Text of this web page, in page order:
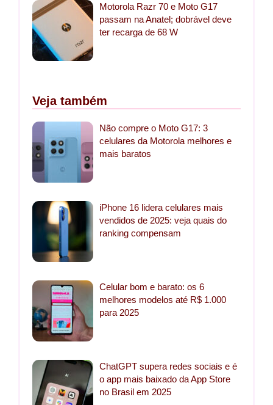
Motorola Razr 70 e Moto G17
passam na Anatel; dobrável deve
ter recarga de 68 W
Veja também
Não compre o Moto G17: 3
celulares da Motorola melhores e
mais baratos
iPhone 16 lidera celulares mais
vendidos de 2025: veja quais do
ranking compensam
Celular bom e barato: os 6
melhores modelos até R$ 1.000
para 2025
ChatGPT supera redes sociais e é
o app mais baixado da App Store
no Brasil em 2025